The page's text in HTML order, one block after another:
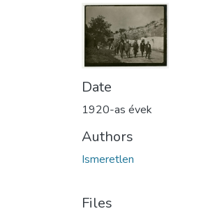
Date
1920-as évek
Authors
Ismeretlen
Files